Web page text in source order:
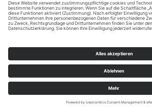
Impressum|Datenschutzerklärung|
Kontakt
T: +49 (0) 2974 96980 E:
Cookie-Einstellungen